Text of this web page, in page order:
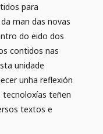
para
man das novas
do eido dos
contidos nas
unidade
unha reflexión
tecnoloxías teñen
textos e